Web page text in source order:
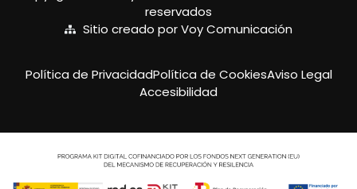
reservados
Sitio creado por Voy Comunicación
Política de PrivacidadPolítica de CookiesAviso Legal
Accesibilidad